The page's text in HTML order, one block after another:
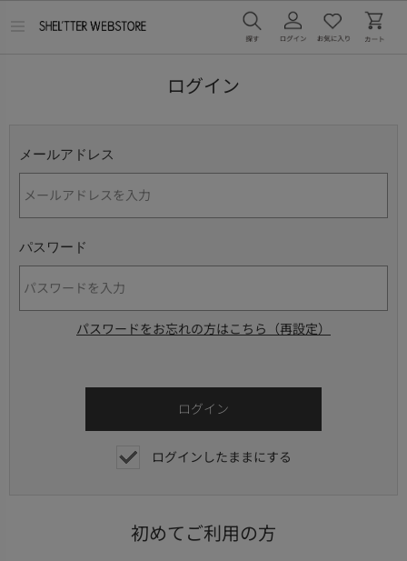
ログイン
メールアドレス
パスワード
パスワードをお忘れの方はこちら（再設定）
ログインしたままにする
初めてご利用の方